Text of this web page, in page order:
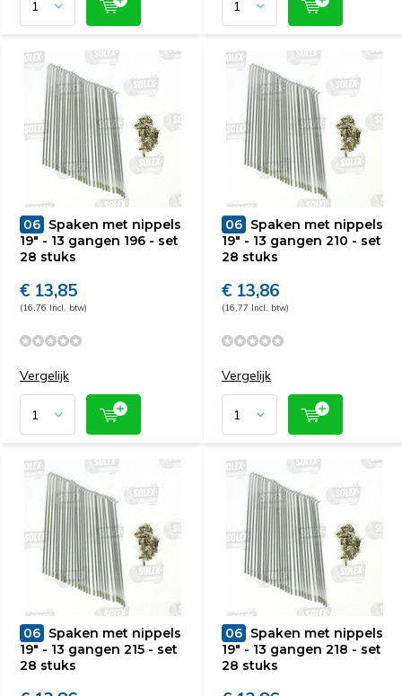
06 Spaken met nippels
19" - 13 gangen 196 - set
28 stuks
€ 13,85
(16,76 Incl. btw)
Vergelijk
06 Spaken met nippels
19" - 13 gangen 210 - set
28 stuks
€ 13,86
(16,77 Incl. btw)
Vergelijk
06 Spaken met nippels
19" - 13 gangen 215 - set
28 stuks
06 Spaken met nippels
19" - 13 gangen 218 - set
28 stuks